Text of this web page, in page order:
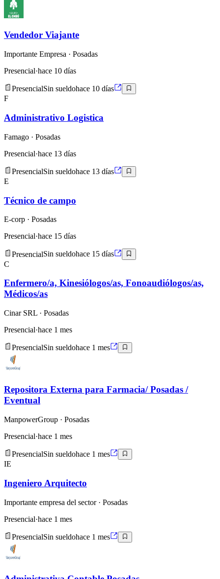
Vendedor Viajante
Importante Empresa · Posadas
Presencial·hace 10 días
PresencialSin sueldohace 10 días
F
Administrativo Logistica
Famago · Posadas
Presencial·hace 13 días
PresencialSin sueldohace 13 días
E
Técnico de campo
E-corp · Posadas
Presencial·hace 15 días
PresencialSin sueldohace 15 días
C
Enfermero/a, Kinesiólogos/as, Fonoaudiólogos/as,
Médicos/as
Cinar SRL · Posadas
Presencial·hace 1 mes
PresencialSin sueldohace 1 mes
Repositora Externa para Farmacia/ Posadas /
Eventual
ManpowerGroup · Posadas
Presencial·hace 1 mes
PresencialSin sueldohace 1 mes
IE
Ingeniero Arquitecto
Importante empresa del sector· Posadas
Presencial·hace 1 mes
PresencialSin sueldohace 1 mes